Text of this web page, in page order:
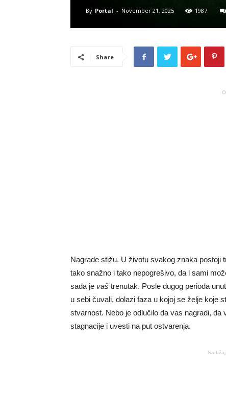
By Portal - November 21, 2025 1987
Share
Nagrade stižu. U životu svakog znaka postoji
tako snažno i tako nepogrešivo, da i sami
sada je vaš trenutak. Posle dugog perioda
u sebi čuvali, dolazi faza u kojoj se želje koje
stvarnost. Nebo je odlučilo da vas nagradi,
stagnacije i uvesti na put ostvarenja.